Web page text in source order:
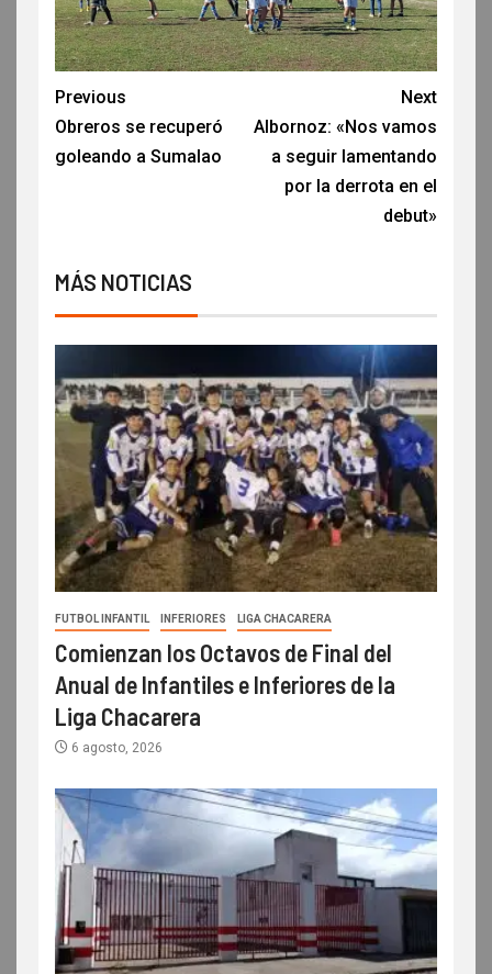
Previous
Obreros se recuperó
goleando a Sumalao
Next
Albornoz: «Nos vamos
a seguir lamentando
por la derrota en el
debut»
MÁS NOTICIAS
FUTBOL INFANTIL INFERIORES LIGA CHACARERA
Comienzan los Octavos de Final del
Anual de Infantiles e Inferiores de la
Liga Chacarera
6 agosto, 2026